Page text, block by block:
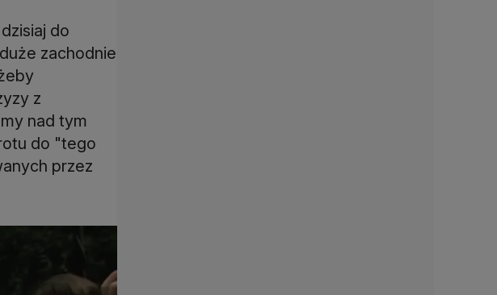
do
zachodnie
z
nad tym
do "tego
przez